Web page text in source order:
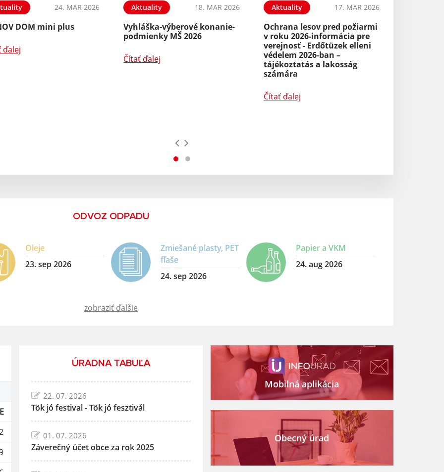
24. MAR 2026
DOM mini plus
ďalej
Aktuality 18. MAR 2026
Vyhláška-výberové konanie-
podmienky MŠ 2026
Čítať ďalej
Aktuality 17. MAR 2026
Ochrana lesov pred požiarmi
v roku 2026-informácia pre
verejnosť - Erdőtüzek elleni
védelem 2026-ban –
tájékoztatás a lakosság
számára
Čítať ďalej
ODVOZ ODPADU
Oleje
23. sep 2026
Zmiešané plasty, PET
fľaše
24. sep 2026
Papier a VKM
24. aug 2026
zobraziť ďalšie
ÚRADNA TABUĽA
22. 07. 2026
Tök jó festival - Tök jó fesztivál
01. 07. 2026
Záverečný účet obce za rok 2025
Mobilná aplikácia
Obecný úrad